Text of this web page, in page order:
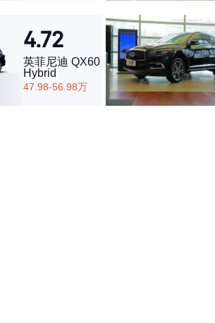
4.72
英菲尼迪 QX60
Hybrid
47.98-56.98万